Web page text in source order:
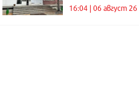
16:04 | 06 август 26